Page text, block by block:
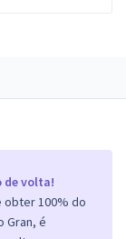
de volta!
obter 100% do
Gran, é